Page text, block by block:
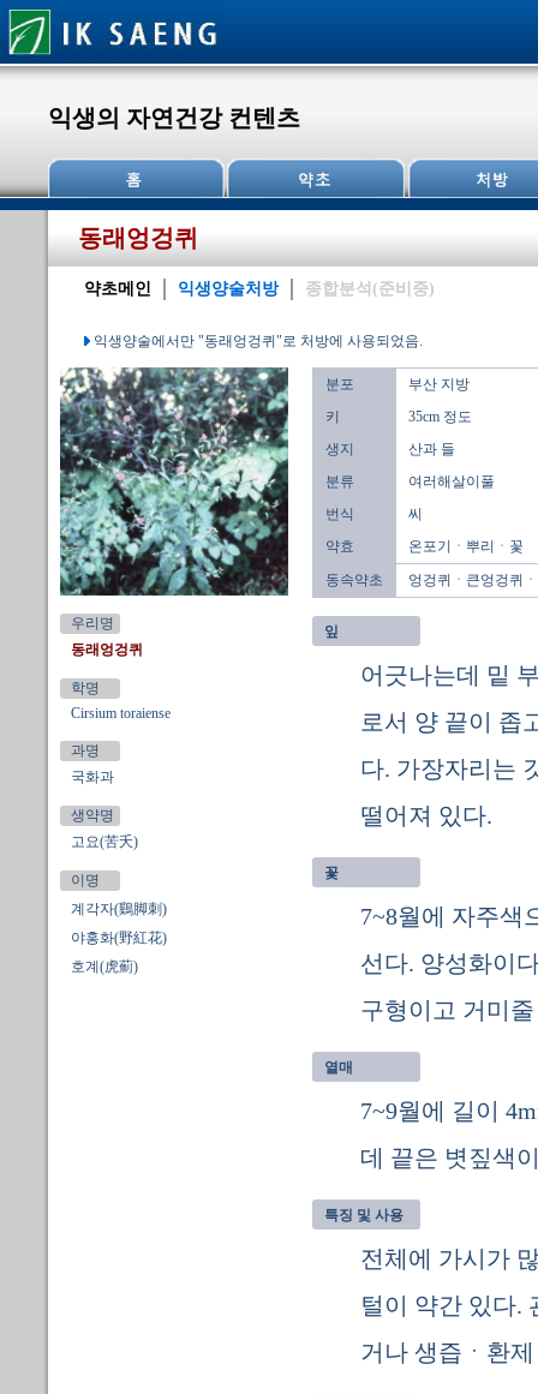
익생의 자연건강 컨텐츠
동래엉겅퀴
약초메인 익생양술처방 종합분석(준비중)
익생양술에서만 "동래엉겅퀴"로 처방에 사용되었음.
우리명
동래엉겅퀴
학명
Cirsium toraiense
과명
국화과
생약명
고요(苦夭)
이명
계각자(鷄脚刺)
야홍화(野紅花)
호계(虎薊)
분포
부산 지방
키
35cm 정도
생지
산과 들
분류
여러해살이풀
번식
씨
약효
온포기ㆍ뿌리ㆍ꽃
동속약초
엉겅퀴ㆍ큰엉겅퀴
잎
어긋나는데 밑
로서 양 끝이 좁
다. 가장자리는
떨어져 있다.
꽃
7~8월에 자주색
선다. 양성화이
구형이고 거미
열매
7~9월에 길이
데 끝은 볏짚색
특징 및 사용
전체에 가시가
털이 약간 있다.
거나 생즙ㆍ환